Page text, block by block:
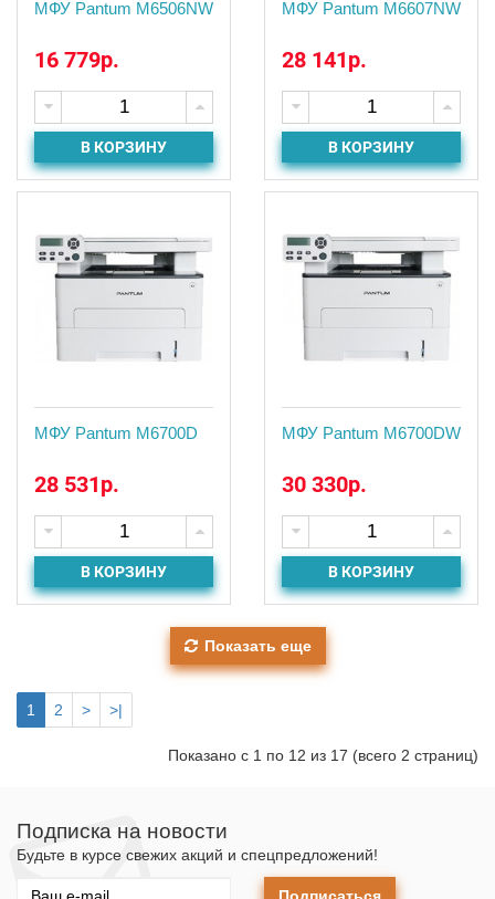
МФУ Pantum M6506NW
16 779р.
В КОРЗИНУ
МФУ Pantum M6607NW
28 141р.
В КОРЗИНУ
МФУ Pantum M6700D
28 531р.
В КОРЗИНУ
МФУ Pantum M6700DW
30 330р.
В КОРЗИНУ
Показать еще
1 2 > >|
Показано с 1 по 12 из 17 (всего 2 страниц)
Подписка на новости
Будьте в курсе свежих акций и спецпредложений!